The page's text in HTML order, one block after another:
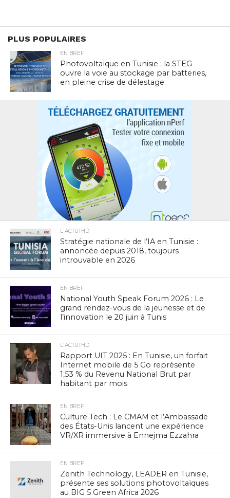
PLUS POPULAIRES
EN BREF
Photovoltaïque en Tunisie : la STEG
ouvre la voie au stockage par batteries,
en pleine crise de délestage
L'ACTUTHD
Stratégie nationale de l’IA en Tunisie :
annoncée depuis 2018, toujours
introuvable en 2026
EN BREF
National Youth Speak Forum 2026 : Le
grand rendez-vous de la jeunesse et de
l’innovation le 20 juin à Tunis
L'ACTUTHD
Rapport UIT 2025 : En Tunisie, un forfait
Internet mobile de 5 Go représente
1,53 % du Revenu National Brut par
habitant par mois
EN BREF
Culture Tech : Le CMAM et l’Ambassade
des États-Unis lancent une expérience
VR/XR immersive à Ennejma Ezzahra
EN BREF
Zenith Technology, LEADER en Tunisie,
présente ses solutions photovoltaïques
au BIG 5 Green Africa 2026